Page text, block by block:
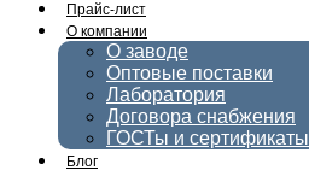
Прайс-лист
О компании
О заводе
Оптовые поставки
Лаборатория
Договора снабжения
ГОСТы и сертификаты
Блог